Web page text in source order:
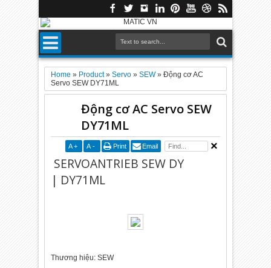
Home » Product»Servo »SEW»Động cơ AC
Servo SEW DY71ML
Động cơ AC Servo SEW
DY71ML
A + A - Print Email
SERVOANTRIEB SEW DY
| DY71ML
Thương hiệu: SEW